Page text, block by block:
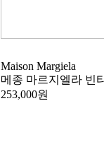
Maison Margiela
메종 마르지엘라 빈
253,000원